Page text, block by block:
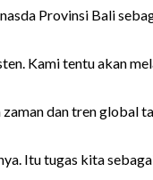
Provinsi Bali
Kami tentu akan
dan tren global
Itu tugas kita